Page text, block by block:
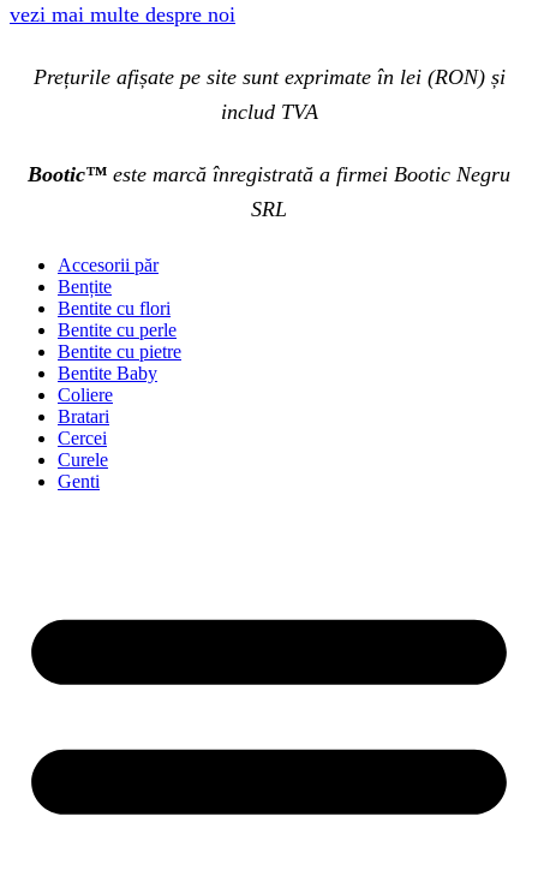
vezi mai multe despre noi
Prețurile afișate pe site sunt exprimate în lei (RON) și
includ TVA
Bootic™ este marcă înregistrată a firmei Bootic Negru
SRL
Accesorii păr
Bențite
Bentite cu flori
Bentite cu perle
Bentite cu pietre
Bentite Baby
Coliere
Bratari
Cercei
Curele
Genti